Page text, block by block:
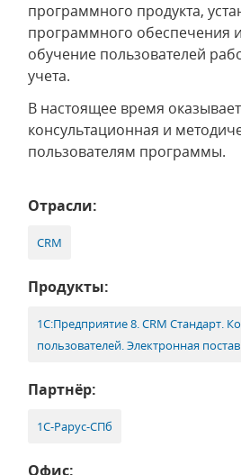
программного продукта,
программного обеспечения
обучение пользователей
учета.
В настоящее время
консультационная и
пользователям программы.
Отрасли:
CRM
Продукты:
1С:Предприятие 8. CRM Стандарт.
пользователей. Электронная
Партнёр:
1С-Рарус-СПб
Офис: